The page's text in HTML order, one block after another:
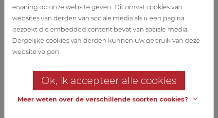
A-Pack
Chez A-Pack à Lokeren, ils vont de l'avant !
ervaring op onze website geven. Dit omvat cookies van
websites van derden van sociale media als u een pagina
bezoekt die embedded content bevat van sociale media.
Dergelijke cookies van derden kunnen uw gebruik van deze
website volgen.
Ok, ik accepteer alle cookies
Meer weten over de verschillende soorten cookies?